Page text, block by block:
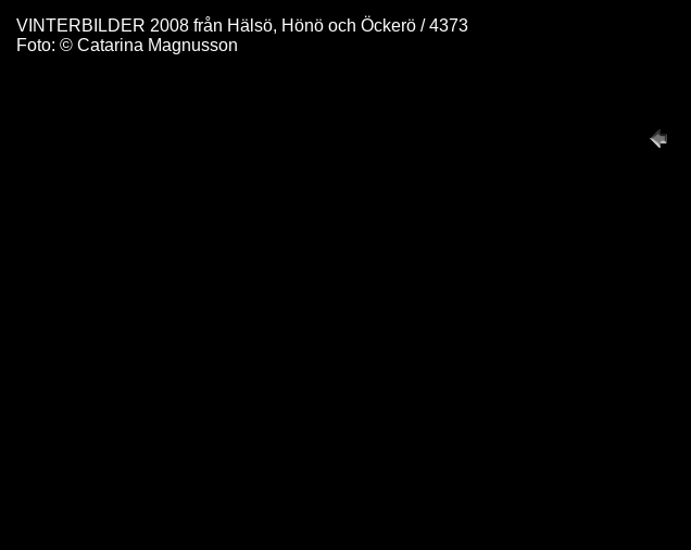
VINTERBILDER 2008 från Hälsö, Hönö och Öckerö / 4373
Foto: © Catarina Magnusson